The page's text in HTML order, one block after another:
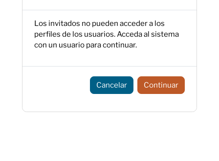
Los invitados no pueden acceder a los
perfiles de los usuarios. Acceda al sistema
con un usuario para continuar.
Cancelar Continuar